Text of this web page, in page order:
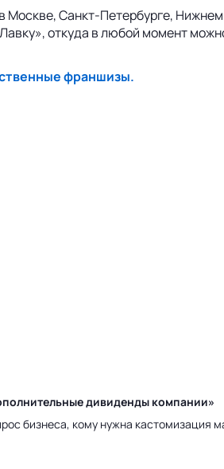
Москве, Санкт-Петербурге,
откуда в любой момент
франшизы.
дивиденды компании»
бизнеса, кому нужна кастомизация